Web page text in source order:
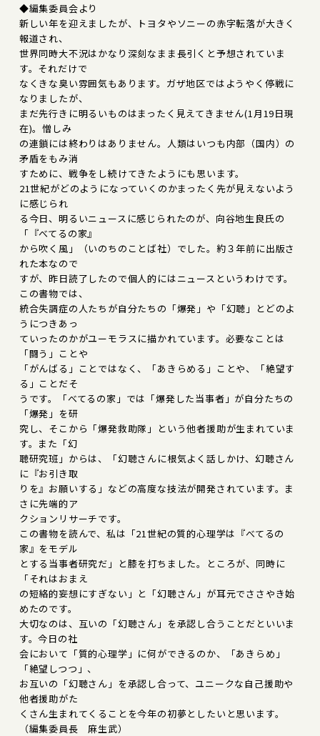
◆編集委員会より
新しい年を迎えましたが、トヨタやソニーの赤字転落が大きく
報道され、
世界同時大不況はかなり深刻なまま長引くと予想されていま
す。それだけで
なくきな臭い雰囲気もあります。ガザ地区ではようやく停戦に
なりましたが、
まだ先行きに明るいものはまったく見えてきません(1月19日現
在)。憎しみ
の連鎖には終わりはありません。人類はいつも内部（国内）の
矛盾をもみ消
すために、戦争をし続けてきたようにも思います。
21世紀がどのようになっていくのかまったく先が見えないよう
に感じられ
る今日、明るいニュースに感じられたのが、向谷地生良氏の
「『べてるの家』
から吹く風」（いのちのことば社）でした。約３年前に出版さ
れた本なので
すが、昨日読了したので個人的にはニュースというわけです。
この書物では、
統合失調症の人たちが自分たちの「爆発」や「幻聴」とどのよ
うにつきあっ
ていったのかがユーモラスに描かれています。必要なことは
「闘う」ことや
「がんばる」ことではなく、「あきらめる」ことや、「絶望す
る」ことだそ
うです。「べてるの家」では「爆発した当事者」が自分たちの
「爆発」を研
究し、そこから「爆発救助隊」という他者援助が生まれていま
す。また「幻
聴研究班」からは、「幻聴さんに根気よく話しかけ、幻聴さん
に『お引き取
りを』お願いする」などの高度な技法が開発されています。ま
さに先端的ア
クションリサーチです。
この書物を読んで、私は「21世紀の質的心理学は『べてるの
家』をモデル
とする当事者研究だ」と膝を打ちました。ところが、同時に
「それはおまえ
の短絡的妄想にすぎない」と「幻聴さん」が耳元でささやき始
めたのです。
大切なのは、互いの「幻聴さん」を承認し合うことだといいま
す。今日の社
会において「質的心理学」に何ができるのか、「あきらめ」
「絶望しつつ」、
お互いの「幻聴さん」を承認し合って、ユニークな自己援助や
他者援助がた
くさん生まれてくることを今年の初夢としたいと思います。
（編集委員長 麻生武）